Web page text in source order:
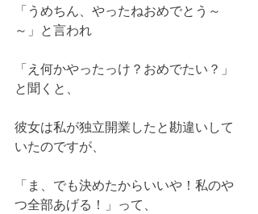
「うめちん、やったねおめでとう～
～」と言われ
「え何かやったっけ？おめでたい？」
と聞くと、
彼女は私が独立開業したと勘違いして
いたのですが、
「ま、でも決めたからいいや！私のや
つ全部あげる！」って、